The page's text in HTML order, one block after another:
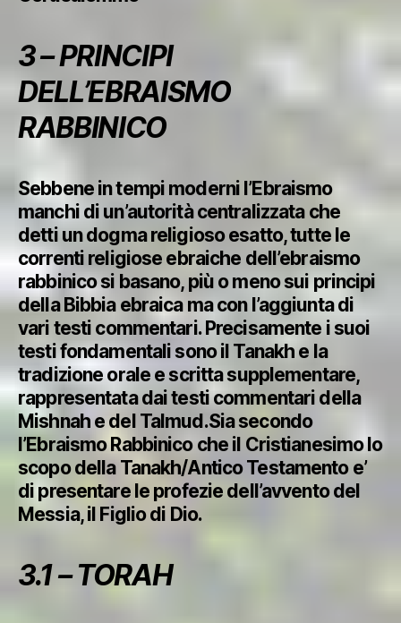
3 – PRINCIPI
DELL’EBRAISMO
RABBINICO
Sebbene in tempi moderni l’Ebraismo
manchi di un’autorità centralizzata che
detti un dogma religioso esatto, tutte le
correnti religiose ebraiche dell’ebraismo
rabbinico si basano, più o meno sui principi
della Bibbia ebraica ma con l’aggiunta di
vari testi commentari. Precisamente i suoi
testi fondamentali sono il Tanakh e la
tradizione orale e scritta supplementare,
rappresentata dai testi commentari della
Mishnah e del Talmud.Sia secondo
l’Ebraismo Rabbinico che il Cristianesimo lo
scopo della Tanakh/Antico Testamento e’
di presentare le profezie dell’avvento del
Messia, il Figlio di Dio.
3.1 – TORAH